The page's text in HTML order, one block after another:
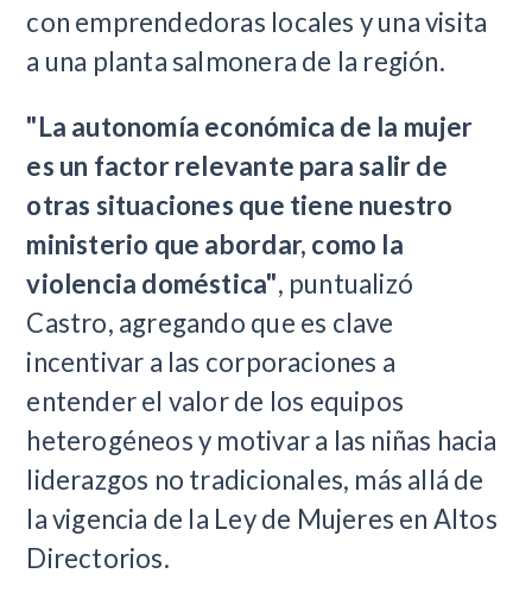
con emprendedoras locales y una visita
a una planta salmonera de la región.
"La autonomía económica de la mujer
es un factor relevante para salir de
otras situaciones que tiene nuestro
ministerio que abordar, como la
violencia doméstica", puntualizó
Castro, agregando que es clave
incentivar a las corporaciones a
entender el valor de los equipos
heterogéneos y motivar a las niñas hacia
liderazgos no tradicionales, más allá de
la vigencia de la Ley de Mujeres en Altos
Directorios.